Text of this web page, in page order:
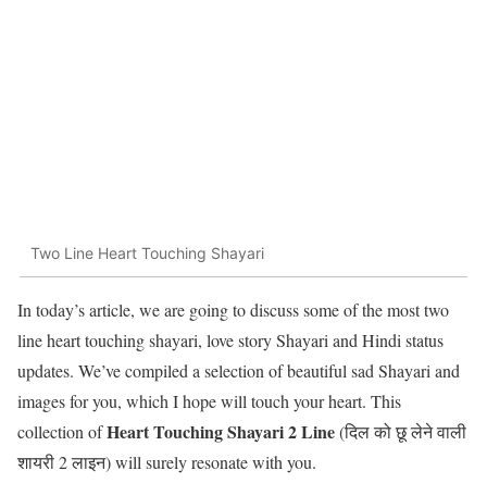
Two Line Heart Touching Shayari
In today’s article, we are going to discuss some of the most two
line heart touching shayari, love story Shayari and Hindi status
updates. We’ve compiled a selection of beautiful sad Shayari and
images for you, which I hope will touch your heart. This
collection ofHeart Touching Shayari 2 Line(दिल को छू लेने वाली
शायरी 2 लाइन) will surely resonate with you.